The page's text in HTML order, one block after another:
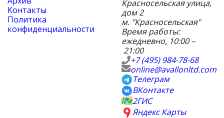
Контакты
Политика
конфиденциальности
Красносельская улица,
дом 2
м. "Красносельская"
Время работы:
ежедневно, 10:00 –
21:00
+7 (495) 984-78-68
online@avallonltd.com
Телеграм
ВКонтакте
2ГИС
Яндекс Карты